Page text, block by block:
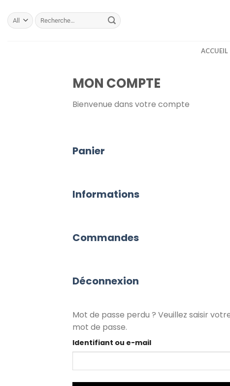
au
contenu
Recherche
pour :
ACCUEIL
MON COMPTE
Bienvenue dans votre compte
Panier
Informations
Commandes
Déconnexion
Mot de passe perdu ? Veuillez saisir
mot de passe.
Identifiant ou e-mail